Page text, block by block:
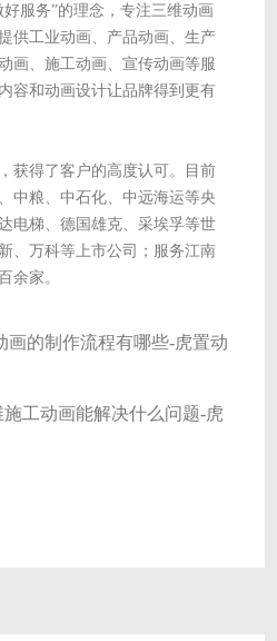
服务”的理念，专注三维动画
供工业动画、产品动画、生产
画、施工动画、宣传动画等服
容和动画设计让品牌得到更有
获得了客户的高度认可。目前
中粮、中石化、中远海运等央
电梯、德国雄克、采埃孚等世
、万科等上市公司；服务江南
余家。
画的制作流程有哪些-虎置动
工动画能解决什么问题-虎